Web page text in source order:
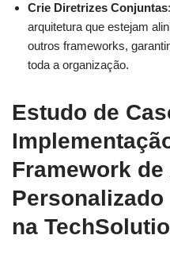
Crie Diretrizes Conjuntas
arquitetura que estejam
outros frameworks,
toda a organização.
Estudo de
Framework
Personalizado
na